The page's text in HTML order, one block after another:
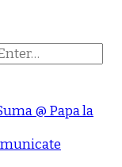
@ Papa la